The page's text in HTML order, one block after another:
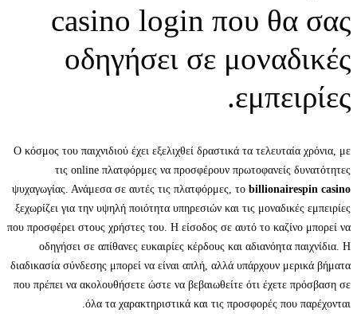
casino login που θα σας
οδηγήσει σε μοναδικές
εμπειρίες.
Ο κόσμος του παιχνιδιού έχει εξελιχθεί δραστικά τα τελευταία χρόνια, με
τις online πλατφόρμες να προσφέρουν πρωτοφανείς δυνατότητες
ψυχαγωγίας. Ανάμεσα σε αυτές τις πλατφόρμες, το billionairespin casino
ξεχωρίζει για την υψηλή ποιότητα υπηρεσιών και τις μοναδικές εμπειρίες
που προσφέρει στους χρήστες του. Η είσοδος σε αυτό το καζίνο μπορεί να
οδηγήσει σε απίθανες ευκαιρίες κέρδους και αδιανόητα παιχνίδια. Η
διαδικασία σύνδεσης μπορεί να είναι απλή, αλλά υπάρχουν μερικά βήματα
που πρέπει να ακολουθήσετε ώστε να βεβαιωθείτε ότι έχετε πρόσβαση σε
όλα τα χαρακτηριστικά και τις προσφορές που παρέχονται.